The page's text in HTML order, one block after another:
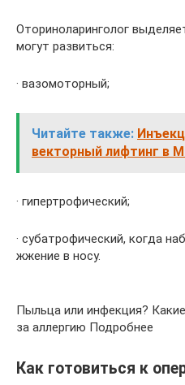
Оториноларинголог
могут развиться:
· вазомоторный;
Читайте также:
векторный лифтинг в
· гипертрофический;
· субатрофический, когда
жжение в носу.
Пыльца или инфекция?
за аллергию Подробнее
Как готовиться к